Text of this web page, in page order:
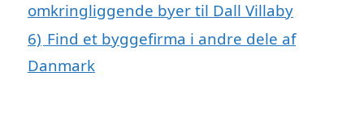
omkringliggende byer til Dall Villaby
6) Find et byggefirma i andre dele af
Danmark